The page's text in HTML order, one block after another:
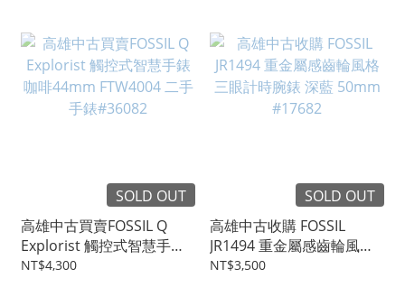
SOLD OUT
高雄中古買賣FOSSIL Q
Explorist 觸控式智慧手錶
咖啡44mm FTW4004 二手
NT$4,300
SOLD OUT
高雄中古收購 FOSSIL
JR1494 重金屬感齒輪風格
三眼計時腕錶 深藍 50mm
NT$3,500